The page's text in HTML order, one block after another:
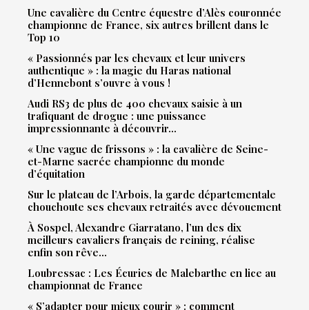
Une cavalière du Centre équestre d’Alès couronnée
championne de France, six autres brillent dans le
Top 10
« Passionnés par les chevaux et leur univers
authentique » : la magie du Haras national
d’Hennebont s’ouvre à vous !
Audi RS3 de plus de 400 chevaux saisie à un
trafiquant de drogue : une puissance
impressionnante à découvrir…
« Une vague de frissons » : la cavalière de Seine-
et-Marne sacrée championne du monde
d’équitation
Sur le plateau de l’Arbois, la garde départementale
chouchoute ses chevaux retraités avec dévouement
À Sospel, Alexandre Giarratano, l’un des dix
meilleurs cavaliers français de reining, réalise
enfin son rêve…
Loubressac : Les Écuries de Malebarthe en lice au
championnat de France
« S’adapter pour mieux courir » : comment